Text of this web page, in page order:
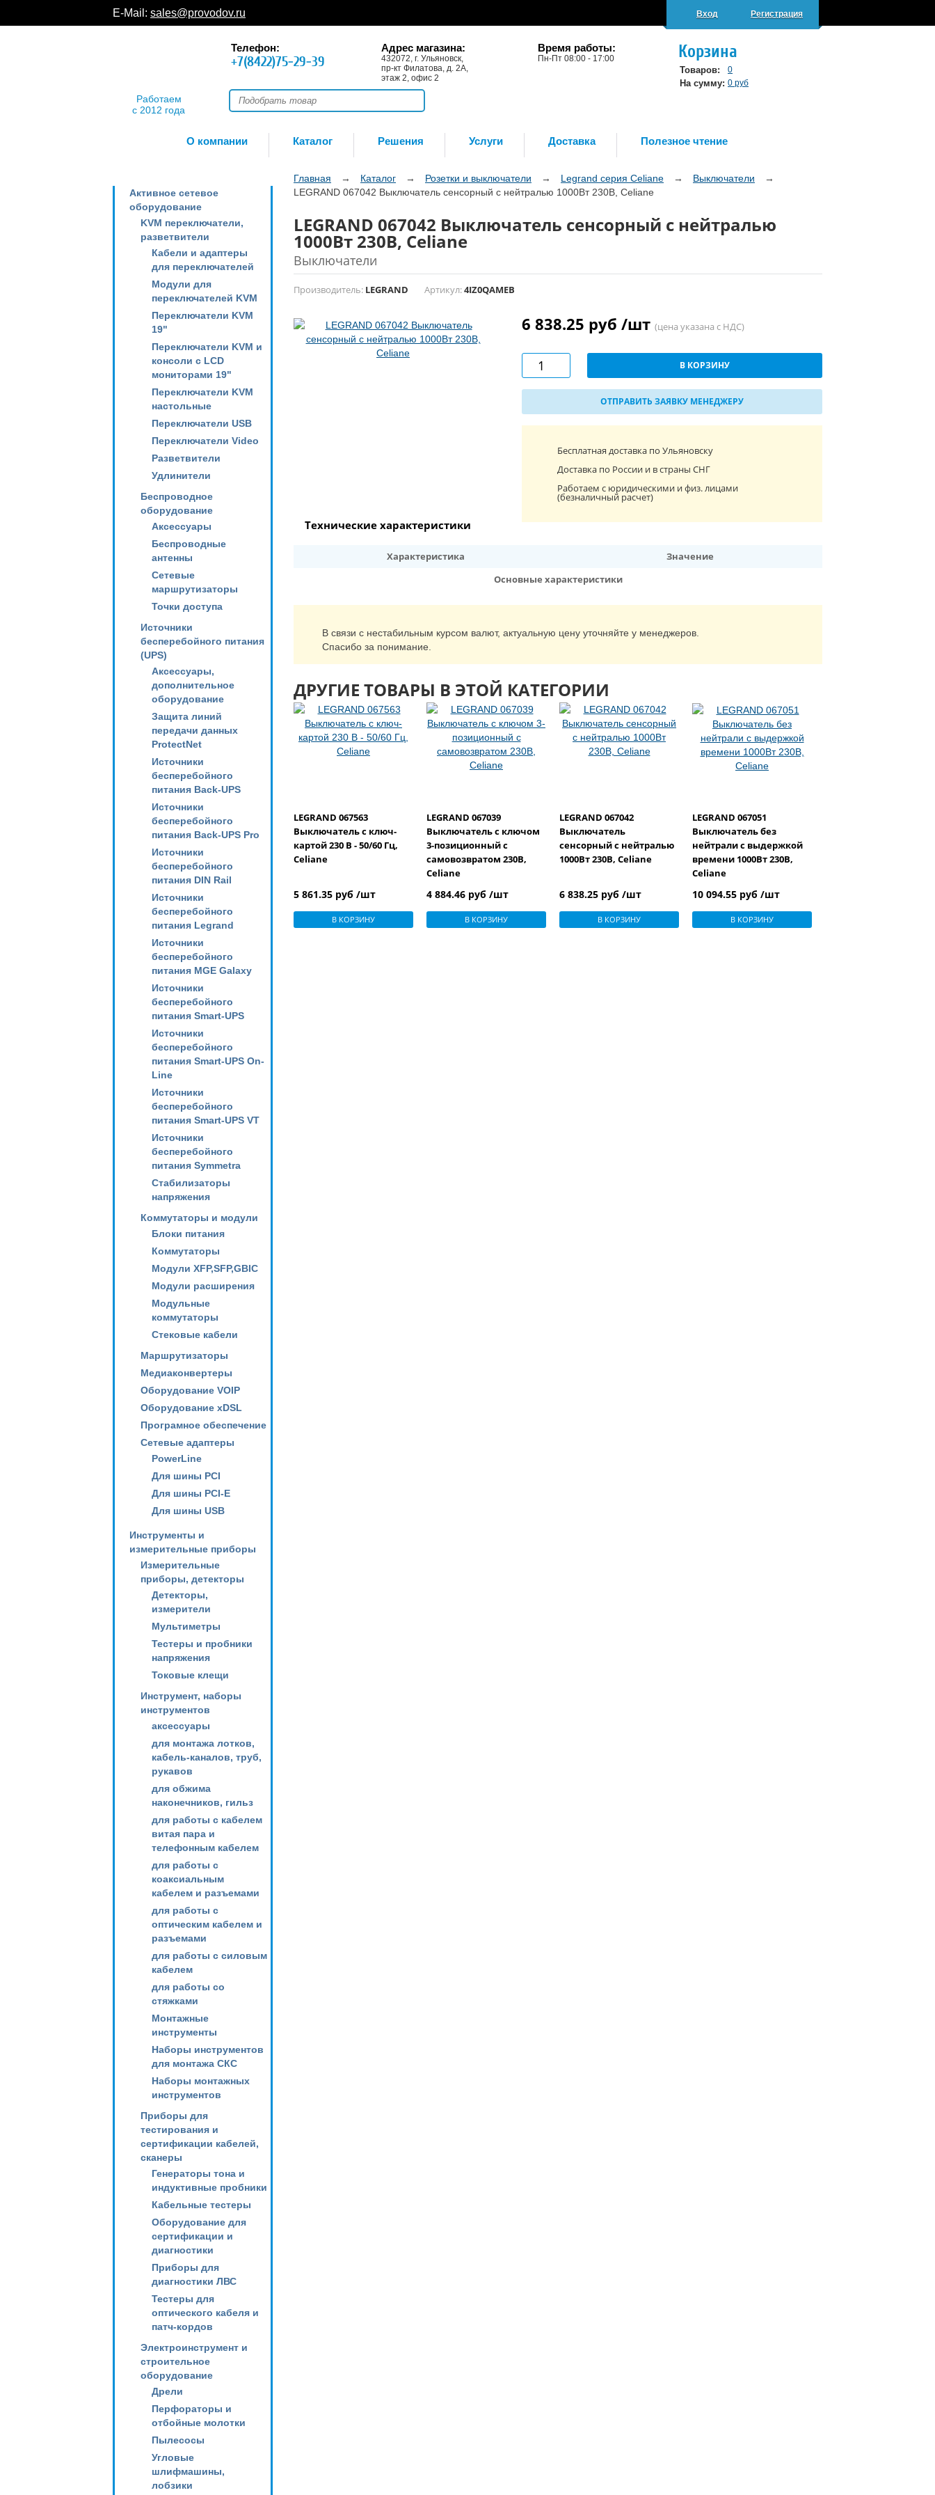
E-Mail: sales@provodov.ru Вход Регистрация
Работаем
с 2012 года
Телефон:
+7(8422)75-29-39
Адрес магазина:
432072, г. Ульяновск,
пр-кт Филатова, д. 2А,
этаж 2, офис 2
Время работы:
Пн-Пт 08:00 - 17:00 Корзина
Товаров: 0
На сумму: 0 руб
О компании Каталог Решения Услуги Доставка Полезное чтение
Активное сетевое
оборудование
KVM переключатели,
разветвители
Кабели и адаптеры
для переключателей
Модули для
переключателей KVM
Переключатели KVM
19"
Переключатели KVM и
консоли с LCD
мониторами 19"
Переключатели KVM
настольные
Переключатели USB
Переключатели Video
Разветвители
Удлинители
Беспроводное
оборудование
Аксессуары
Беспроводные
антенны
Сетевые
маршрутизаторы
Точки доступа
Источники
бесперебойного питания
(UPS)
Аксессуары,
дополнительное
оборудование
Защита линий
передачи данных
ProtectNet
Источники
бесперебойного
питания Back-UPS
Источники
бесперебойного
питания Back-UPS Pro
Источники
бесперебойного
питания DIN Rail
Источники
бесперебойного
питания Legrand
Источники
бесперебойного
питания MGE Galaxy
Источники
бесперебойного
питания Smart-UPS
Источники
бесперебойного
питания Smart-UPS On-
Line
Источники
бесперебойного
питания Smart-UPS VT
Источники
бесперебойного
питания Symmetra
Стабилизаторы
напряжения
Коммутаторы и модули
Блоки питания
Коммутаторы
Модули XFP,SFP,GBIC
Модули расширения
Модульные
коммутаторы
Стековые кабели
Маршрутизаторы
Медиаконвертеры
Оборудование VOIP
Оборудование xDSL
Програмное обеспечение
Сетевые адаптеры
PowerLine
Для шины PCI
Для шины PCI-E
Для шины USB
Инструменты и
измерительные приборы
Измерительные
приборы, детекторы
Детекторы,
измерители
Мультиметры
Тестеры и пробники
напряжения
Токовые клещи
Инструмент, наборы
инструментов
аксессуары
для монтажа лотков,
кабель-каналов, труб,
рукавов
для обжима
наконечников, гильз
для работы с кабелем
витая пара и
телефонным кабелем
для работы с
коаксиальным
кабелем и разъемами
для работы с
оптическим кабелем и
разъемами
для работы с силовым
кабелем
для работы со
стяжками
Монтажные
инструменты
Наборы инструментов
для монтажа СКС
Наборы монтажных
инструментов
Приборы для
тестирования и
сертификации кабелей,
сканеры
Генераторы тона и
индуктивные пробники
Кабельные тестеры
Оборудование для
сертификации и
диагностики
Приборы для
диагностики ЛВС
Тестеры для
оптического кабеля и
патч-кордов
Электроинструмент и
строительное
оборудование
Дрели
Перфораторы и
отбойные молотки
Пылесосы
Угловые
шлифмашины,
лобзики
Главная → Каталог → Розетки и выключатели → Legrand серия Celiane → Выключатели
→
LEGRAND 067042 Выключатель сенсорный с нейтралью 1000Вт 230В, Celiane
LEGRAND 067042 Выключатель сенсорный с нейтралью
1000Вт 230В, Celiane
Выключатели
Производитель: LEGRAND Артикул:4IZ0QAMEB
6 838.25 руб /шт (цена указана с НДС)
В КОРЗИНУ
ОТПРАВИТЬ ЗАЯВКУ МЕНЕДЖЕРУ
Бесплатная доставка по Ульяновску
Доставка по России и в страны СНГ
Работаем с юридическими и физ. лицами
(безналичный расчет)
Технические характеристики
Характеристика
Значение
Основные характеристики
В связи с нестабильным курсом валют, актуальную цену уточняйте у менеджеров.
Спасибо за понимание.
ДРУГИЕ ТОВАРЫ В ЭТОЙ КАТЕГОРИИ
LEGRAND 067563
Выключатель с ключ-
картой 230 В - 50/60 Гц,
Celiane
5 861.35 руб /шт
В КОРЗИНУ
LEGRAND 067039
Выключатель с ключом
3-позиционный с
самовозвратом 230В,
Celiane
4 884.46 руб /шт
В КОРЗИНУ
LEGRAND 067042
Выключатель
сенсорный с нейтралью
1000Вт 230В, Celiane
6 838.25 руб /шт
В КОРЗИНУ
LEGRAND 067051
Выключатель без
нейтрали с выдержкой
времени 1000Вт 230В,
Celiane
10 094.55 руб /шт
В КОРЗИНУ